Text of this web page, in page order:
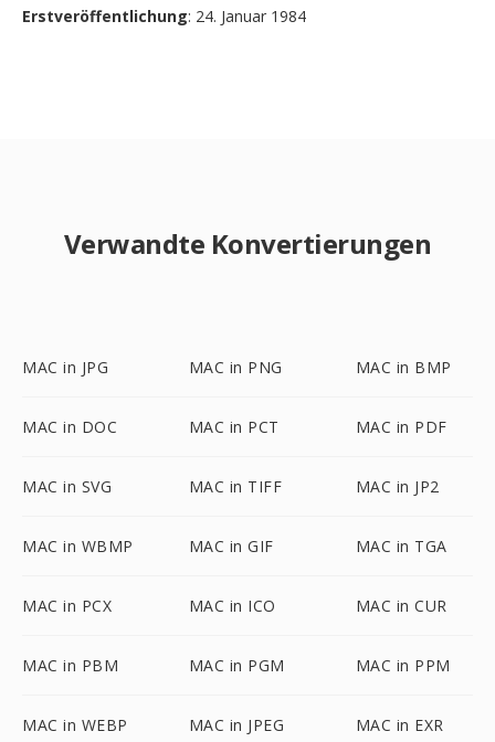
Erstveröffentlichung: 24. Januar 1984
Verwandte Konvertierungen
MAC in JPG MAC in PNG MAC in BMP
MAC in DOC MAC in PCT MAC in PDF
MAC in SVG MAC in TIFF MAC in JP2
MAC in WBMP MAC in GIF MAC in TGA
MAC in PCX MAC in ICO MAC in CUR
MAC in PBM MAC in PGM MAC in PPM
MAC in WEBP MAC in JPEG MAC in EXR